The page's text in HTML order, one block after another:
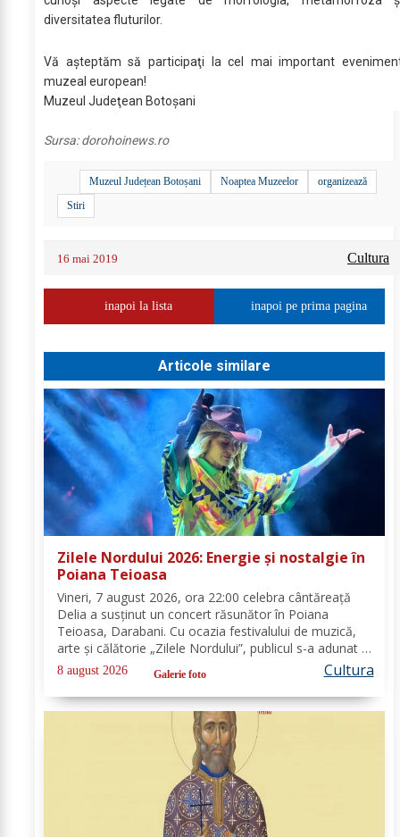
diversitatea fluturilor.
Vă aşteptăm să participaţi la cel mai important
muzeal european!
Muzeul Judeţean Botoşani
Sursa:dorohoinews.ro
Muzeul Județean Botoșani Noaptea Muzeelor
organizează
Stiri
16 mai 2019 Cultura
inapoi la lista inapoi pe prima pagina
Articole similare
Zilele Nordului 2026: Energie și nostalgie în
Poiana Teioasa
Vineri, 7 august 2026, ora 22:00 celebra cântăreață
Delia a susținut un concert răsunător în Poiana
Teioasa, Darabani. Cu ocazia festivalului de muzică,
arte și călătorie „Zilele Nordului”, publicul s-a adunat în
acest colț de natură, bucurându-se de noaptea
călduroasă și peisajul unei oaze verzi,...
8 august 2026 Galerie foto Cultura